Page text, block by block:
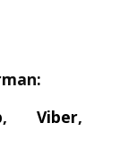
, Viber,